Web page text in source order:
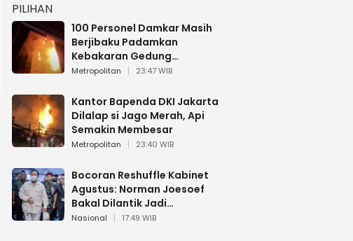
PILIHAN
100 Personel Damkar Masih
Berjibaku Padamkan
Kebakaran Gedung
Bapenda DKI
Metropolitan 23:47 WIB
Kantor Bapenda DKI Jakarta
Dilalap si Jago Merah, Api
Semakin Membesar
Metropolitan 23:40 WIB
Bocoran Reshuffle Kabinet
Agustus: Norman Joesoef
Bakal Dilantik Jadi
Wamenhan RI
Nasional 17:49 WIB